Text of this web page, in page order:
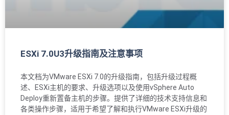
ESXi 7.0U3升级指南及注意事项
本文档为VMware ESXi 7.0的升级指南，包括升级过程概
述、ESXi主机的要求、升级选项以及使用vSphere Auto
Deploy重新置备主机的步骤。提供了详细的技术支持信息和
各类操作步骤，适用于希望了解和执行VMware ESXi升级的